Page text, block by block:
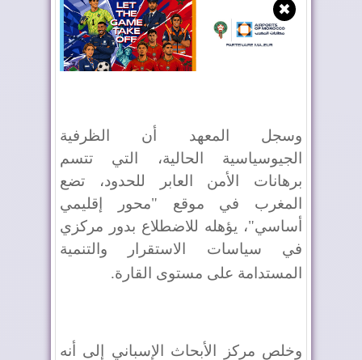
✖
وسجل المعهد أن الظرفية
الجيوسياسية الحالية، التي تتسم
برهانات الأمن العابر للحدود، تضع
المغرب في موقع "محور إقليمي
أساسي"، يؤهله للاضطلاع بدور مركزي
في سياسات الاستقرار والتنمية
المستدامة على مستوى القارة.
وخلص مركز الأبحاث الإسباني إلى أنه